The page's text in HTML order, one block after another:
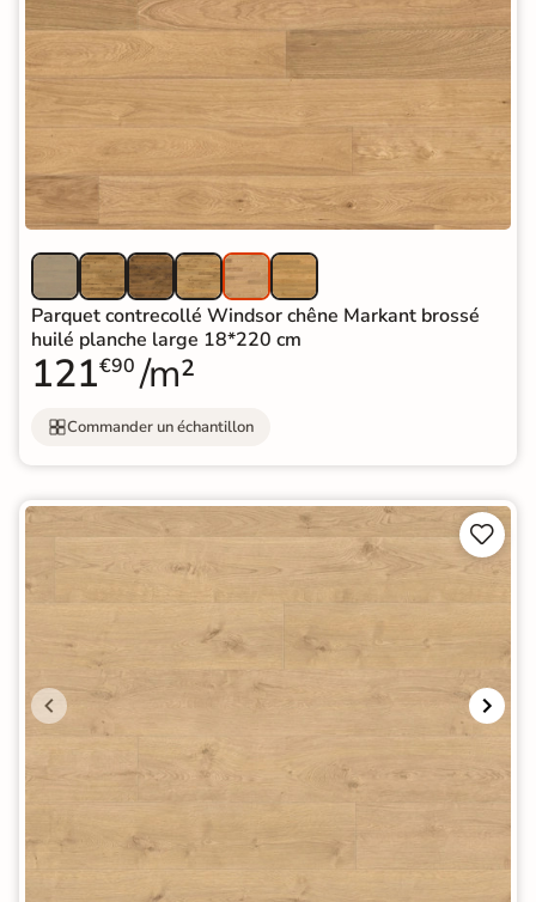
Parquet contrecollé Windsor chêne Markant brossé
huilé planche large 18*220 cm
121€90 /m²
Commander un échantillon

